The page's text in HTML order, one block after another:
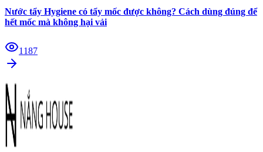
Nước tẩy Hygiene có tẩy mốc được không? Cách dùng đúng để
hết mốc mà không hại vải
1187